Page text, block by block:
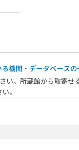
機関・データベースの
い。所蔵館から取寄せ
。